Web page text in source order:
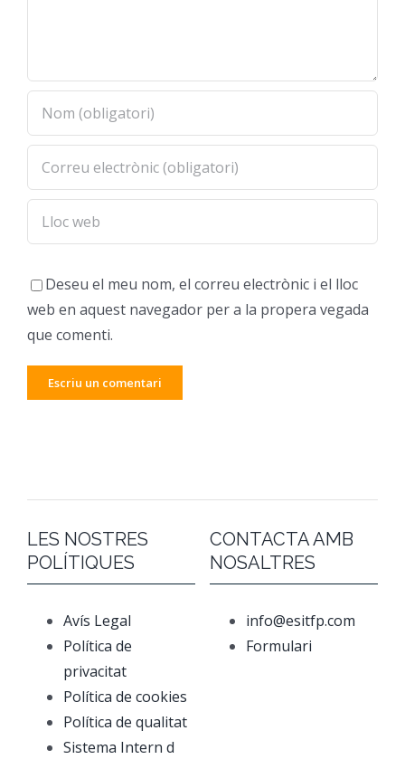
Deseu el meu nom, el correu electrònic i el lloc
web en aquest navegador per a la propera vegada
que comenti.
LES NOSTRES
POLÍTIQUES
Avís Legal
Política de
privacitat
Política de cookies
Política de qualitat
Sistema Intern d
CONTACTA AMB
NOSALTRES
info@esitfp.com
Formulari